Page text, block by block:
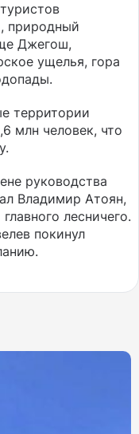
природный
Джегош,
ущелья, гора
территории
млн человек, что
руководства
Владимир Атоян,
лесничего.
покинул